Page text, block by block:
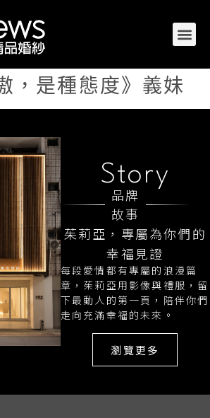
，是種態度》義妹
Story
品牌
故事
茱莉亞，專屬為你們的
幸福見證
每段愛情都有專屬的浪漫篇
章，茱莉亞用影像與禮服，留
下最動人的第一頁，陪伴你們
走向充滿幸福的未來。
瀏覽更多